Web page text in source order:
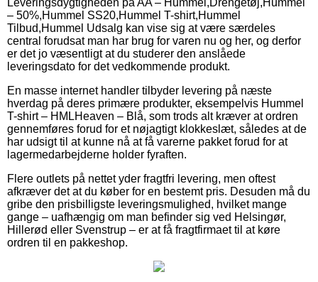
– 50%,Hummel SS20,Hummel T-shirt,Hummel
Tilbud,Hummel Udsalg kan vise sig at være særdeles
central forudsat man har brug for varen nu og her, og derfor
er det jo væsentligt at du studerer den anslåede
leveringsdato for det vedkommende produkt.
En masse internet handler tilbyder levering på næste
hverdag på deres primære produkter, eksempelvis Hummel
T-shirt – HMLHeaven – Blå, som trods alt kræver at ordren
gennemføres forud for et nøjagtigt klokkeslæt, således at de
har udsigt til at kunne nå at få varerne pakket forud for at
lagermedarbejderne holder fyraften.
Flere outlets på nettet yder fragtfri levering, men oftest
afkræver det at du køber for en bestemt pris. Desuden må du
gribe den prisbilligste leveringsmulighed, hvilket mange
gange – uafhængig om man befinder sig ved Helsingør,
Hillerød eller Svenstrup – er at få fragtfirmaet til at køre
ordren til en pakkeshop.